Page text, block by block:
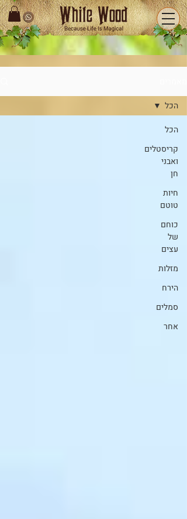
הכל
קריסטלים
ואבני
חן
חיות
טוטם
כוחם
של
עצים
מזלות
הירח
סמלים
אחר
הכל